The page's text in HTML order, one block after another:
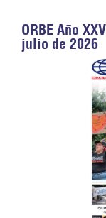
ORBE Año
julio de 2026